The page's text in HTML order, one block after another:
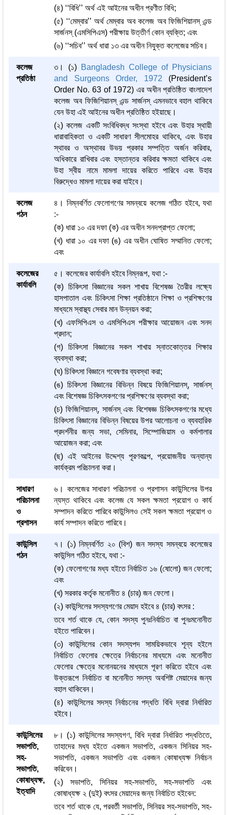
(৪) ‘‘বিধি’’ অর্থ এই আইনের অধীন প্রণীত বিধি;
(৫) ‘‘মেম্বার’’ অর্থ মেম্বার অব কলেজ অব ফিজিশিয়ানস্ এন্ড
সার্জনস্ (এমসিপিএস) পরীক্ষায় উত্তীর্ণ কোন ব্যক্তি; এবং
(৬) ‘‘সচিব’’ অর্থ ধারা ১৩ এর অধীন নিযুক্ত কলেজের সচিব।
কলেজ
প্রতিষ্ঠা
৩। (১) Bangladesh College of Physicians
and Surgeons Order, 1972 (President’s
Order No. 63 of 1972) এর অধীন প্রতিষ্ঠিত বাংলাদেশ
কলেজ অব ফিজিশিয়ানস্ এন্ড সার্জনস্ এমনভাবে বহাল থাকিবে
যেন উহা এই আইনের অধীন প্রতিষ্ঠিত হইয়াছে।
(২) কলেজ একটি সংবিধিবদ্ধ সংস্থা হইবে এবং উহার স্থায়ী
ধারাবাহিকতা ও একটি সাধারণ সীলমোহর থাকিবে, এবং উহার
স্থাবর ও অস্থাবর উভয় প্রকার সম্পত্তি অর্জন করিবার,
অধিকারে রাখিবার এবং হস্তান্তর করিবার ক্ষমতা থাকিবে এবং
উহা স্বীয় নামে মামলা দায়ের করিতে পারিবে এবং উহার
বিরুদ্ধেও মামলা দায়ের করা যাইবে।
কলেজ
গঠন
৪। নিম্নবর্ণিত ফেলোগণের সমন্বয়ে কলেজ গঠিত হইবে, যথা
:-
(ক) ধারা ১০ এর দফা (ক) এর অধীন সনদপ্রাপ্ত ফেলো;
(খ) ধারা ১০ এর দফা (ঙ) এর অধীন ঘোষিত সম্মানিত ফেলো;
এবং
কলেজের
কার্যাবলি
৫। কলেজের কার্যাবলি হইবে নিম্নরূপ, যথা :-
(ক) চিকিৎসা বিজ্ঞানের সকল শাখায় বিশেষজ্ঞ তৈরীর লক্ষ্যে
হাসপাতাল এবং চিকিৎসা শিক্ষা প্রতিষ্ঠানে শিক্ষা ও প্রশিক্ষণের
মাধ্যমে স্বাস্থ্য সেবার মান উন্নয়ন করা;
(খ) এফসিপিএস ও এমসিপিএস পরীক্ষার আয়োজন এবং সনদ
প্রদান;
(গ) চিকিৎসা বিজ্ঞানের সকল শাখায় স্নাতকোত্তর শিক্ষার
ব্যবস্থা করা;
(ঘ) চিকিৎসা বিজ্ঞানে গবেষণার ব্যবস্থা করা;
(ঙ) চিকিৎসা বিজ্ঞানের বিভিন্ন বিষয়ে ফিজিশিয়ানস্, সার্জনস্
এবং বিশেষজ্ঞ চিকিৎসকগণের প্রশিক্ষণের ব্যবস্থা করা;
(চ) ফিজিশিয়ানস্, সার্জনস্ এবং বিশেষজ্ঞ চিকিৎসকগণের মধ্যে
চিকিৎসা বিজ্ঞানের বিভিন্ন বিষয়ের উপর আলোচনা ও ব্যবহারিক
প্রদর্শনীর জন্য সভা, সেমিনার, সিম্পোজিয়াম ও কর্মশালার
আয়োজন করা; এবং
(ছ) এই আইনের উদ্দেশ্য পূরণকল্পে, প্রয়োজনীয় অন্যান্য
কার্যক্রম পরিচালনা করা।
সাধারণ
পরিচালনা
ও
প্রশাসন
৬। কলেজের সাধারণ পরিচালনা ও প্রশাসন কাউন্সিলের উপর
ন্যস্ত থাকিবে এবং কলেজ যে সকল ক্ষমতা প্রয়োগ ও কার্য
সম্পাদন করিতে পারিবে কাউন্সিলও সেই সকল ক্ষমতা প্রয়োগ ও
কার্য সম্পাদন করিতে পারিবে।
কাউন্সিল
গঠন
৭। (১) নিম্নবর্ণিত ২০ (বিশ) জন সদস্য সমন্বয়ে কলেজের
কাউন্সিল গঠিত হইবে, যথা :-
(ক) ফেলোগণের মধ্য হইতে নির্বাচিত ১৬ (ষোলো) জন ফেলো;
এবং
(খ) সরকার কর্তৃক মনোনীত ৪ (চার) জন ফেলো।
(২) কাউন্সিলের সদস্যগণের মেয়াদ হইবে ৪ (চার) বৎসর :
তবে শর্ত থাকে যে, কোন সদস্য পুনঃনির্বাচিত বা পুনঃমনোনীত
হইতে পারিবেন।
(৩) কাউন্সিলের কোন সদস্যপদ সাময়িকভাবে শূন্য হইলে
নির্বাচিত ফেলোর ক্ষেত্রে নির্বাচনের মাধ্যমে এবং মনোনীত
ফেলোর ক্ষেত্রে মনোনয়নের মাধ্যমে পূরণ করিতে হইবে এবং
উক্তরূপে নির্বাচিত বা মনোনীত সদস্য অবশিষ্ট মেয়াদের জন্য
বহাল থাকিবেন।
(৪) কাউন্সিলের সদস্য নির্বাচনের পদ্ধতি বিধি দ্বারা নির্ধারিত
হইবে।
কাউন্সিলের
সভাপতি,
সহ-
সভাপতি,
কোষাধ্যক্ষ,
ইত্যাদি
৮। (১) কাউন্সিলের সদস্যগণ, বিধি দ্বারা নির্ধারিত পদ্ধতিতে,
তাহাদের মধ্য হইতে একজন সভাপতি, একজন সিনিয়র সহ-
সভাপতি, একজন সভাপতি এবং একজন কোষাধ্যক্ষ নির্বাচন
করিবেন।
(২) সভাপতি, সিনিয়র সহ-সভাপতি, সহ-সভাপতি এবং
কোষাধ্যক্ষ ২ (দুই) বৎসর মেয়াদের জন্য নির্বাচিত হইবেন:
তবে শর্ত থাকে যে, পরবর্তী সভাপতি, সিনিয়র সহ-সভাপতি, সহ-